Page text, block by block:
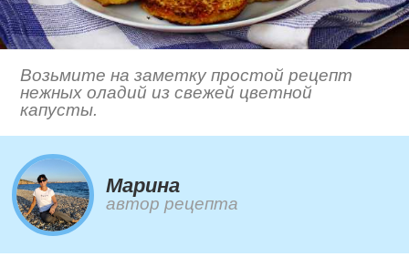
Возьмите на заметку простой рецепт
нежных оладий из свежей цветной
капусты.
Марина
автор рецепта